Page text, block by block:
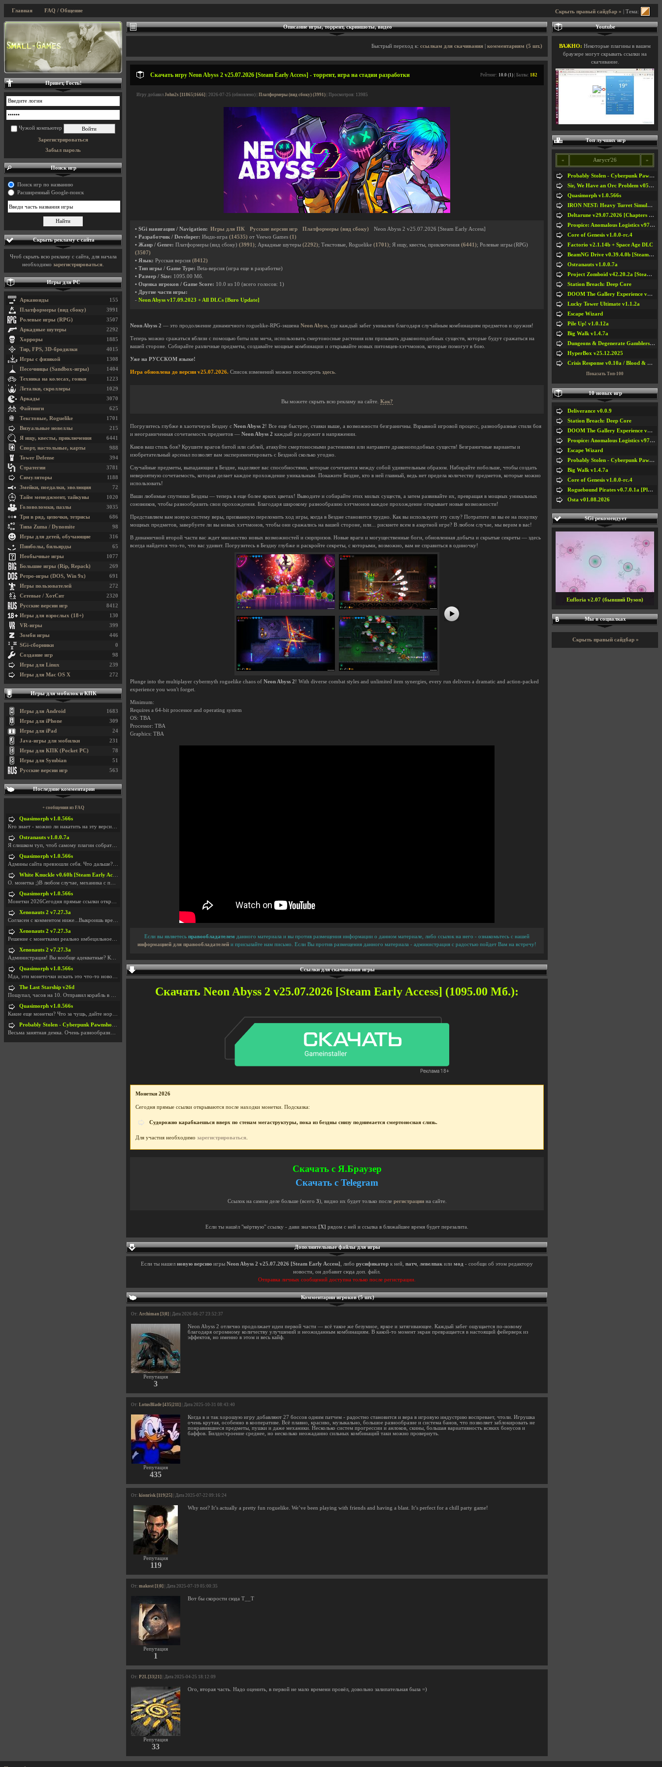
Скрыть правый сайдбар » | Тема:
Главная FAQ / Общение
Описание игры, торрент, скриншоты, видео
Быстрый переход к: ссылкам для скачивания комментариям (5 шт.)
Скачать игру Neon Abyss 2 v25.07.2026 [Steam Early Access] - торрент, игра на стадии разработки Рейтинг: 10.0 (1) | Баллы: 182
Игру добавил John2s [11865|1666] | 2026-07-25 (обновлено) | Платформеры (вид сбоку) (3991) | Просмотров: 13985
• SGi навигация / Navigation: Игры для ПК Русские версии игр Платформеры (вид сбоку)
Neon Abyss 2 v25.07.2026 [Steam Early Access]
• Разработчик / Developer: Инди-игра (14535) от Veewo Games (1)
• Жанр / Genre: Платформеры (вид сбоку) (3991); Аркадные шутеры (2292); Текстовые, Roguelike (1701); Я ищу, квесты, приключения (6441); Ролевые игры (RPG)
(3507)
• Язык: Русская версия (8412)
• Тип игры / Game Type: Beta-версия (игра еще в разработке)
• Размер / Size: 1095.00 Мб.
• Оценка игроков / Game Score: 10.0 из 10 (всего голосов: 1 )
• Другие части игры:
- Neon Abyss v17.09.2023 + All DLCs [Buro Update]
Neon Abyss 2 — это продолжение динамичного roguelike-RPG-экшена Neon Abyss , где каждый забег уникален благодаря случайным комбинациям предметов и оружия!
Теперь можно сражаться вблизи с помощью биты или меча, использовать смертоносные растения или призывать драконоподобных существ, которые будут сражаться на
вашей стороне. Собирайте различные предметы, создавайте мощные комбинации и открывайте новых питомцев-хэтчмонов, которые помогут в бою.
Уже на РУССКОМ языке!
Игра обновлена до версии v25.07.2026. Список изменений можно посмотреть здесь
Вы можете скрыть всю рекламу на сайте. Как?
Погрузитесь глубже в хаотичную Бездну с Neon Abyss 2! Все еще быстрее, ставки выше, а возможности безграничны. Взрывной игровой процесс, разнообразные стили боя
и неограниченная сочетаемость предметов — Neon Abyss 2 каждый раз держит в напряжении.
Каков ваш стиль боя? Крушите врагов битой или саблей, атакуйте смертоносными растениями или натравите драконоподобных существ! Безграничные варианты и
изобретательный арсенал позволят вам экспериментировать с Бездной сколько угодно.
Случайные предметы, выпадающие в Бездне, наделяют вас способностями, которые сочетаются между собой удивительным образом. Набирайте побольше, чтобы создать
невероятную сочетаемость, которая делает каждое прохождение уникальным. Покажите Бездне, кто в ней главный, ведь нет предела количеству предметов, которые можно
использовать!
Ваши любимые спутники Бездны — теперь в еще более ярких цветах! Выводите и собирайте этих милых существ, а затем развивайте их, превращая в мощных уникальных
союзников, чтобы разнообразить свои прохождения. Благодаря широкому разнообразию хэтчмонов каждое прохождение открывает новые возможности!
Представляем вам новую систему веры, призванную переломить ход игры, когда в Бездне становится трудно. Как вы используете эту силу? Потратите ли вы ее на покупку
мощных предметов, завербуете ли вы новых хэтчмонов, чтобы они сражались на вашей стороне, или... рискнете всем в азартной игре? В любом случае, мы верим в вас!
В динамичной второй части вас ждет множество новых возможностей и сюрпризов. Новые враги и могущественные боги, обновленная добыча и скрытые секреты — здесь
всегда найдется что-то, что вас удивит. Погрузитесь в Бездну глубже и раскройте секреты, с которыми, возможно, вам не справиться в одиночку!
#6
#8
Plunge into the multiplayer cybermyth roguelike chaos of Neon Abyss 2! With diverse combat styles and unlimited item synergies, every run delivers a dramatic and action-packed
experience you won't forget.
Minimum:
Requires a 64-bit processor and operating system
OS: TBA
Processor: TBA
Graphics: TBA
Если вы являетесь правообладателем данного материала и вы против размещения информации о данном материале, либо ссылок на него - ознакомьтесь с нашей
информацией для правообладателей и присылайте нам письмо. Если Вы против размещения данного материала - администрация с радостью пойдет Вам на встречу!
Ссылки для скачивания игры
Скачать Neon Abyss 2 v25.07.2026 [Steam Early Access] (1095.00 Мб.):
Монетки 2026
Сегодня прямые ссылки открываются после находки монетки. Подсказка:
Судорожно карабкаешься вверх по стенам мегаструктуры, пока из бездны снизу поднимается смертоносная слизь.
Для участия необходимо зарегистрироваться
Скачать с Я.Браузер
Скачать с Telegram
Ссылок на самом деле больше (всего 3), видно их будет только после регистрациина сайте.
Если ты нашёл "мёртвую" ссылку - дави значок [X] рядом с ней и ссылка в ближайшее время будет перезалита.
Дополнительные файлы для игры
Если ты нашел новую версию игры Neon Abyss 2 v25.07.2026 [Steam Early Access] , либо русификатор к ней, патч левелпак или мод - сообщи об этом редактору
новости, он добавит сюда доп. файл.
Отправка личных сообщений доступна только после регистрации.
Комментарии игроков (5 шт.)
От: Archiman [3|0] | Дата 2026-06-27 23:52:37
Репутация
3
Neon Abyss 2 отлично продолжает идеи первой части — всё такое же безумное, яркое и затягивающее. Каждый забег ощущается по-новому
благодаря огромному количеству улучшений и неожиданным комбинациям. В какой-то момент экран превращается в настоящий фейерверк из
эффектов, но именно в этом и весь кайф.
От: LotusBlade [435|211] | Дата 2025-10-31 08:43:40
Репутация
435
Когда в и так хорошую игру добавляют 27 боссов одним патчем - радостно становится и вера в игровую индустрию воспревает, чтоли. Игрушка
очень крутая, особенно в кооперативе. Всё плавно, красиво, музыкально, большое разнообразие и система банов, что позволяет заблокировать не
понравившиеся предметы, пушки и даже механики. Несколько систем прогрессии и анлоков, скины, большая вариативность всяких бонусов и
баффов. Билдостроение среднее, но несколько неожаданно сильных комбинаций таки можно провернуть.
От: kionrisk [119|25] | Дата 2025-07-22 09:16:24
Репутация
119
Why not? It’s actually a pretty fun roguelike. We’ve been playing with friends and having a blast. It’s perfect for a chill party game!
От: makost [1|0] | Дата 2025-07-19 05:00:35
Репутация
1
Вот бы скорости сюда Т__Т
От: P2L [33|21] | Дата 2025-04-25 18:12:09
Репутация
33
Ого, вторая часть. Надо оценить, в первой не мало времени провёл, довольно залипательная была =)
Привет, Гость!
Чужой компьютер
Зарегистрироваться
Забыл пароль
Поиск игр
Поиск игр по названию
Расширенный Google-поиск
Скрыть рекламу с сайта
Чтоб скрыть всю рекламу с сайта, для начала
необходимо зарегистрироваться
Игры для PC
155
Арканоиды
3991
Платформеры (вид сбоку)
3507
Ролевые игры (RPG)
2292
Аркадные шутеры
1885
Хорроры
4015
Тир, FPS, 3D-бродилки
1308
Игры с физикой
1404
Песочницы (Sandbox-игры)
1223
Техника на колесах, гонки
1029
Леталки, скроллеры
3070
Аркады
625
Файтинги
1701
Текстовые, Roguelike
215
Визуальные новеллы
6441
Я ищу, квесты, приключения
988
Спорт, настольные, карты
394
Tower Defense
3781
Стратегии
1188
Симуляторы
72
Змейки, поедалки, эволюция
1020
Тайм менеджмент, тайкуны
3035
Головоломки, пазлы
686
Три в ряд, цепочки, тетрисы
98
Типа Zuma / Dynomite
316
Игры для детей, обучающие
65
Пинболы, бильярды
1077
Необычные игры
269
Большие игры (Rip, Repack)
691
Ретро-игры (DOS, Win 9x)
272
Игры пользователей
2320
Сетевые / ХотСит
8412
Русские версии игр
130
Игры для взрослых (18+)
399
VR-игры
446
Зомби игры
0
SGi-сборники
98
Создание игр
239
Игры для Linux
272
Игры для Mac OS X
Игры для мобилок и КПК
1683
Игры для Android
309
Игры для iPhone
24
Игры для iPad
231
Java-игры для мобилки
78
Игры для КПК (Pocket PC)
51
Игры для Symbian
563
Русские версии игр
Последние комментарии
+ сообщения из FAQ
Quasimorph v1.0.566s
Кто знает - можно ли накатить на эту версию моды?
Ostranauts v1.0.0.7a
Я слишком туп, чтоб самому плагин собрать. И что-т
Quasimorph v1.0.566s
Админы сайта превзошли себя. Что дальше? Засунь се
White Knuckle v0.60h [Steam Early Access]
О. монетка ;)В любом случае, механика с поиском мо
Quasimorph v1.0.566s
Монетки 2026Сегодня прямые ссылки открываются посл
Xenonauts 2 v7.27.3a
Согласен с комментом ниже...Выкроишь время чтобы з
Xenonauts 2 v7.27.3a
Решение с монетками реально имбецильное. Как сдела
Xenonauts 2 v7.27.3a
Администрация! Вы вообще адекватные? Какие монетки
Quasimorph v1.0.566s
Мда, эти монеточки искать это что-то новое в сфере
The Last Starship v26d
Пощупал, часов на 10. Отправил корабль в другую Га
Quasimorph v1.0.566s
Какие еще монетки? Что за чущь, дайте нормально ск
Probably Stolen - Cyberpunk Pawnshop Simulator v048c [Playtest]
Весьма занятная демка. Очень разнообразные механик
Youtube
ВАЖНО: Некоторые плагины в вашем
браузере могут скрывать ссылки на
скачивание.
Топ лучших игр
« Август'26 »
Probably Stolen - Cyberpunk Pawnshop Simulator v048c [Playtest]
Sir, We Have an Orc Problem v05.08.2026
Quasimorph v1.0.566s
IRON NEST: Heavy Turret Simulator v1.0a
Deltarune v29.07.2026 [Chapters 1-5] / + RUS [Chapters 1-5]
Prospice: Anomalous Logistics v97 [Playtest]
Core of Genesis v1.0.0-rc.4
Factorio v2.1.14b + Space Age DLC
BeamNG Drive v0.39.4.0b [Steam Early Access]
Ostranauts v1.0.0.7a
Project Zomboid v42.20.2a [Steam Early Access]
Station Breach: Deep Core
DOOM The Gallery Experience v1.4.2
Lucky Tower Ultimate v1.1.2a
Escape Wizard
Pile Up! v1.0.12a
Big Walk v1.4.7a
Dungeons & Degenerate Gamblers v2.0.2a
HyperBox v25.12.2025
Crisis Response v0.10a / Blood & Bullet
Показать Топ-100
10 новых игр
Deliverance v0.0.9
Station Breach: Deep Core
DOOM The Gallery Experience v1.4.2
Prospice: Anomalous Logistics v97 [Playtest]
Escape Wizard
Probably Stolen - Cyberpunk Pawnshop Simulator v048c [Playtest]
Big Walk v1.4.7a
Core of Genesis v1.0.0-rc.4
Roguebound Pirates v0.7.0.1a [Playtest]
Osta v01.08.2026
SGi рекомендует
Eufloria v2.07 (бывший Dyson)
Мы в социалках
Скрыть правый сайдбар »